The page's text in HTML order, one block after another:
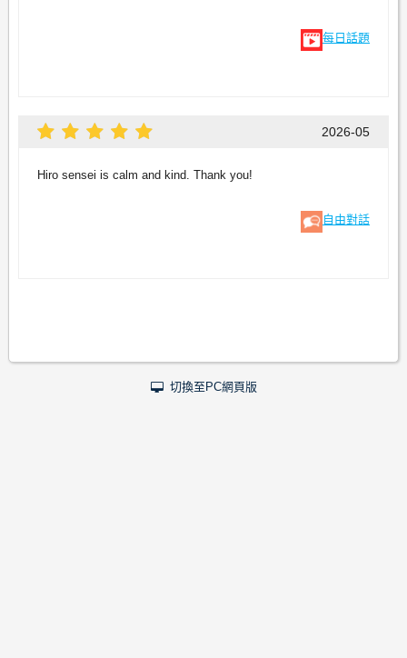
每日話題
2026-05
Hiro sensei is calm and kind. Thank you!
自由對話
切換至PC網頁版